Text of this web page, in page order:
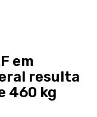
em
resulta
460 kg